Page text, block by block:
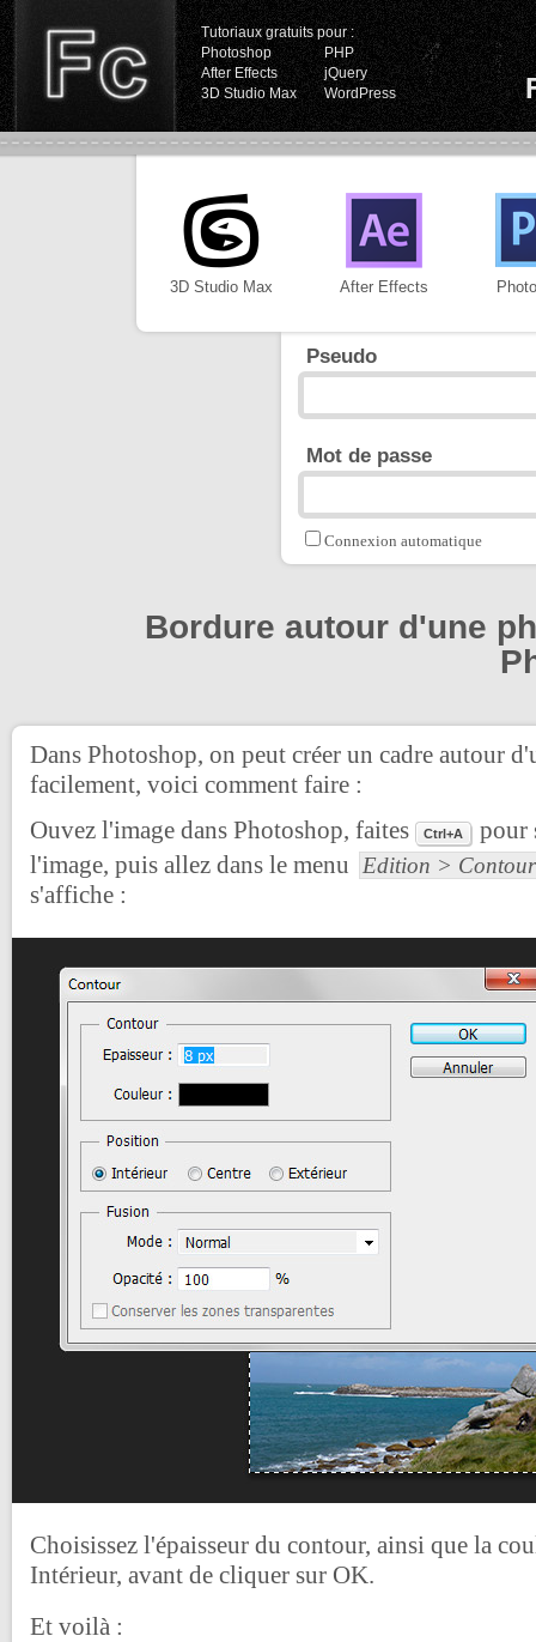
Tutoriaux gratuits pour :
Photoshop
PHP
After Effects
jQuery
3D Studio Max
WordPress
3D Studio Max After Effects
Pseudo
Mot de passe
Connexion automatique
Bordure autour d'une
Dans Photoshop, on peut créer un cadre autour
facilement, voici comment faire :
Ouvez l'image dans Photoshop, faites
Ctrl+A
pour
l'image, puis allez dans le menu
Edition > Contour
s'affiche :
Choisissez l'épaisseur du contour, ainsi que la
Intérieur, avant de cliquer sur OK.
Et voilà :